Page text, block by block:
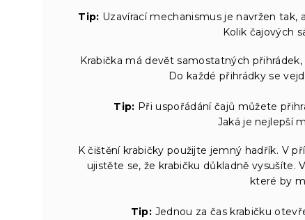
Tip: Uzavírací mechanismus je navržen
Kolik čajových
Krabička má devět samostatných
Do každé přihrádky se
Tip: Při uspořádání čajů můžete
Jaká je nejlepší
K čištění krabičky použijte jemný hadřík. V
ujistěte se, že krabičku důkladně vysušíte.
které by
Tip: Jednou za čas krabičku